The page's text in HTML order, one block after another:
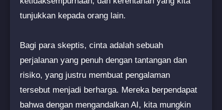
tunjukkan kepada orang lain.
Bagi para skeptis, cinta adalah sebuah
perjalanan yang penuh dengan tantangan dan
risiko, yang justru membuat pengalaman
tersebut menjadi berharga. Mereka berpendapat
bahwa dengan mengandalkan AI, kita mungkin